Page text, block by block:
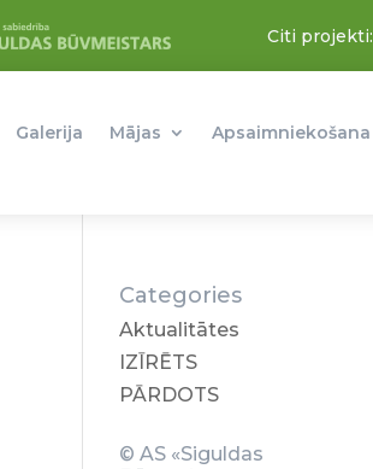
Citi projekti:
Galerija Mājas Apsaimniekošana
Categories
Aktualitātes
IZĪRĒTS
PĀRDOTS
© AS «Siguldas